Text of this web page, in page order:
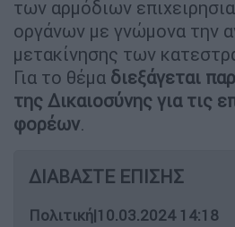
των αρμόδιων
οργάνων με γνώμονα την
μετακίνησης των
Για το θέμα διεξάγεται
της Δικαιοσύνης για τις
φορέων.
ΔΙΑΒΑΣΤΕ ΕΠΙΣΗΣ
Πολιτική|10.03.2024 14:18